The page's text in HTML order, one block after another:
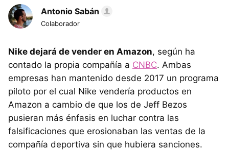
Antonio Sabán
Colaborador
Nike dejará de vender en Amazon, según ha
contado la propia compañía a CNBC. Ambas
empresas han mantenido desde 2017 un programa
piloto por el cual Nike vendería productos en
Amazon a cambio de que los de Jeff Bezos
pusieran más énfasis en luchar contra las
falsificaciones que erosionaban las ventas de la
compañía deportiva sin que hubiera sanciones.